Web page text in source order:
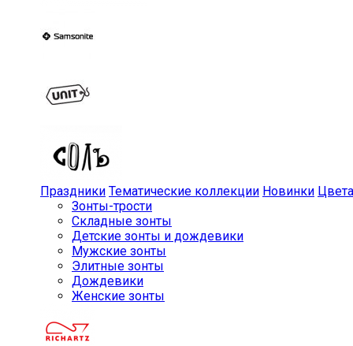
Праздники Тематические коллекции Новинки Цвета
Зонты-трости
Складные зонты
Детские зонты и дождевики
Мужские зонты
Элитные зонты
Дождевики
Женские зонты